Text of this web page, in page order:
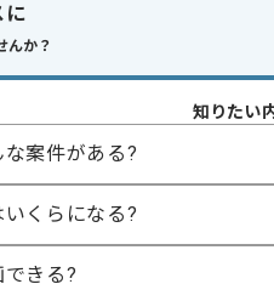
いずれかのシステム、言語につ
、PowerAutomateの開発、
存機能の改修、テスト、保守、運
に不安がある方へ
似た経験やスキルをお持ちであれば申
件
に
んか？
知りたい
案件がある?
くらになる?
きる?